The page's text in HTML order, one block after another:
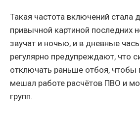
Такая частота включений стала
привычной картиной последних
звучат и ночью, и в дневные
регулярно предупреждают, что
отключать раньше отбоя, чтобы
мешал работе расчётов ПВО и
групп.